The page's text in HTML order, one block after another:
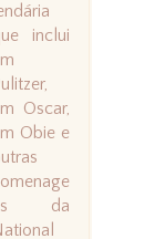
inclui
Oscar,
Obie e
da